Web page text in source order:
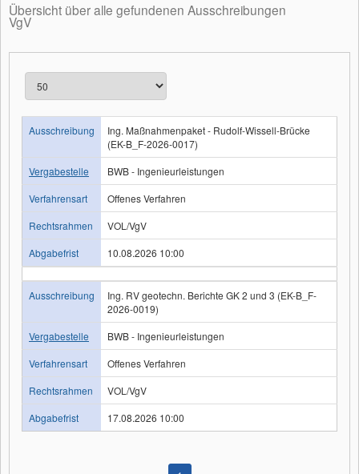
Übersicht über alle gefundenen Ausschreibungen
VgV
Ausschreibung
Ing. Maßnahmenpaket - Rudolf-Wissell-Brücke
(EK-B_F-2026-0017)
Vergabestelle
BWB - Ingenieurleistungen
Verfahrensart
Offenes Verfahren
Rechtsrahmen
VOL/VgV
Abgabefrist
10.08.2026 10:00
Ausschreibung
Ing. RV geotechn. Berichte GK 2 und 3 (EK-B_F-
2026-0019)
Vergabestelle
BWB - Ingenieurleistungen
Verfahrensart
Offenes Verfahren
Rechtsrahmen
VOL/VgV
Abgabefrist
17.08.2026 10:00